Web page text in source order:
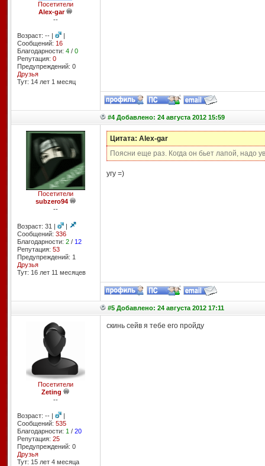
Посетители
Alex-gar
--
Возраст: -- |
|
Сообщений: 16
Благодарности: 4/ 0
Репутация: 0
Предупреждений: 0
Друзья
Тут: 14 лет 1 месяц
#4 Добавлено: 24 августа 2012 15:59
Посетители
subzero94
--
Возраст: 31 |
|
Сообщений: 336
Благодарности: 2/ 12
Репутация: 53
Предупреждений: 1
Друзья
Тут: 16 лет 11 месяцев
Цитата: Alex-gar
Поясни еще раз. Когда он бьет лапой, надо
угу =)
#5 Добавлено: 24 августа 2012 17:11
Посетители
Zeting
--
Возраст: -- |
|
Сообщений: 535
Благодарности: 1 / 20
Репутация: 25
Предупреждений: 0
Друзья
Тут: 15 лет 4 месяцa
скинь сейв я тебе его пройду